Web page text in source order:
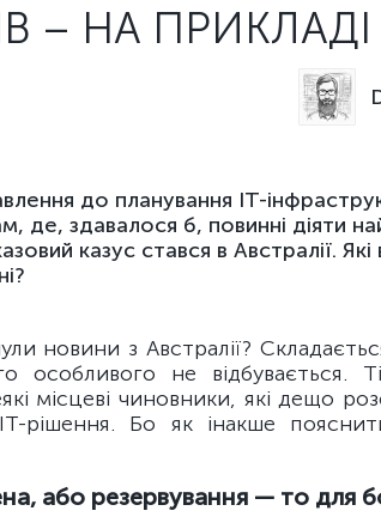
– НА ПРИКЛАДІ
до планування ІТ-
де, здавалося б, повинні діяти
казус стався в Австралії.
новини з Австралії?
особливого не
місцеві чиновники, які дещо
рішення. Бо як інакше
або резервування — то для